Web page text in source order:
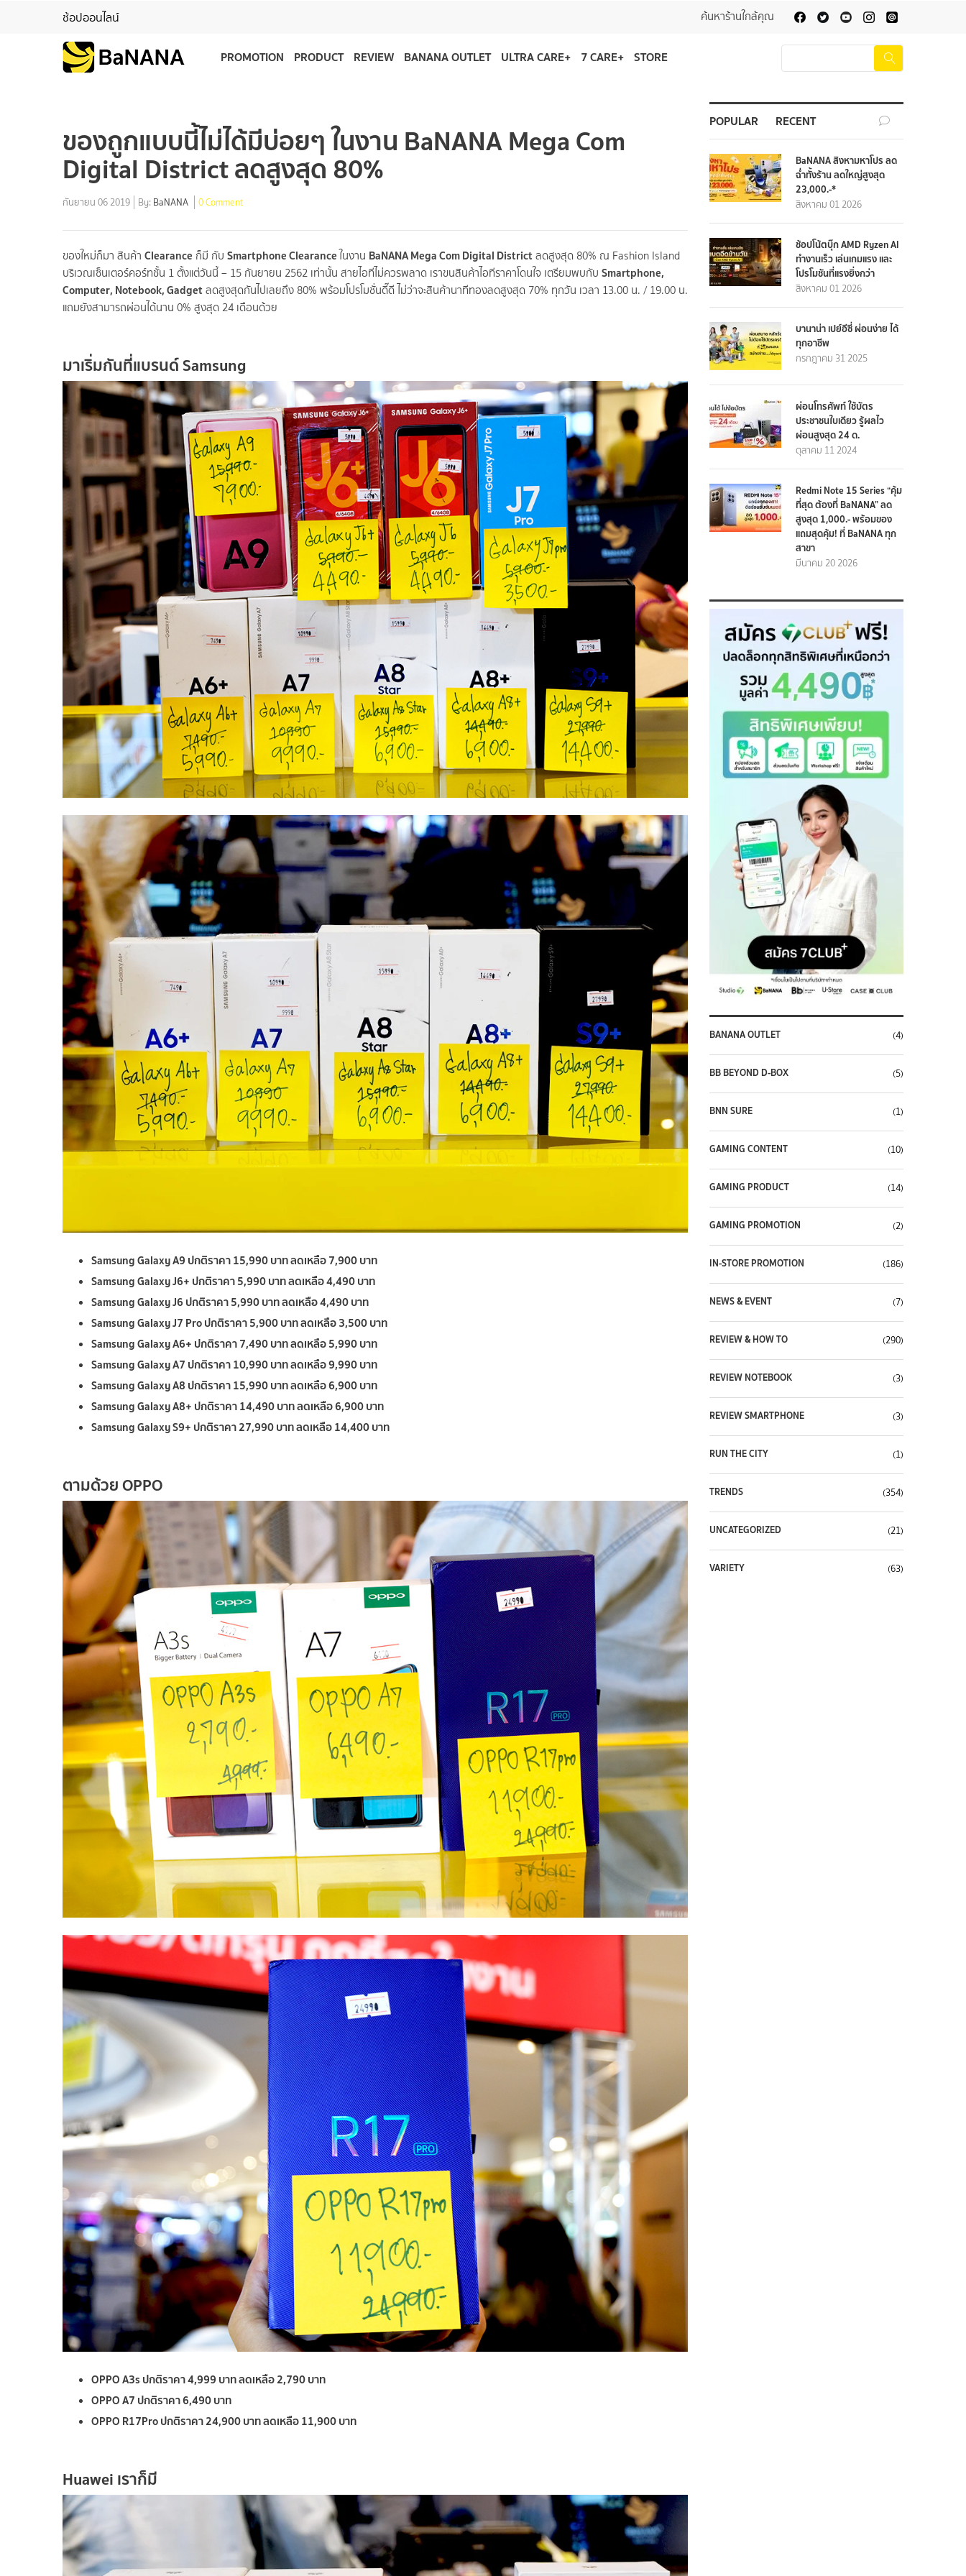
ช้อปออนไลน์ ค้นหาร้านใกล้คุณ
PROMOTION PRODUCT REVIEW BANANA OUTLET ULTRA CARE+ 7 CARE+ STORE
ของถูกแบบนี้ไม่ได้มีบ่อยๆ ในงาน BaNANA Mega Com
Digital District ลดสูงสุด 80%
กันยายน 06 2019 By: BaNANA 0 Comment
ของใหม่ก็มา สินค้า Clearance ก็มี กับ Smartphone Clearanceในงาน BaNANA Mega Com Digital Districtลดสูงสุด 80% ณ Fashion Island
บริเวณเซ็นเตอร์คอร์ทชั้น 1 ตั้งแต่วันนี้ – 15 กันยายน 2562 เท่านั้น สายไอทีไม่ควรพลาด เราขนสินค้าไอทีราคาโดนใจ เตรียมพบกับ Smartphone,
Computer, Notebook, Gadgetลดสูงสุดกันไปเลยถึง 80% พร้อมโปรโมชั่นดี๊ดี ไม่ว่าจะสินค้านาทีทองลดสูงสุด 70% ทุกวัน เวลา 13.00 น. / 19.00 น.
แถมยังสามารถผ่อนได้นาน 0% สูงสุด 24 เดือนด้วย
มาเริ่มกันที่แบรนด์ Samsung
Samsung Galaxy A9 ปกติราคา 15,990 บาท ลดเหลือ 7,900 บาท
Samsung Galaxy J6+ ปกติราคา 5,990 บาท ลดเหลือ 4,490 บาท
Samsung Galaxy J6 ปกติราคา 5,990 บาท ลดเหลือ 4,490 บาท
Samsung Galaxy J7 Pro ปกติราคา 5,900 บาท ลดเหลือ 3,500 บาท
Samsung Galaxy A6+ ปกติราคา 7,490 บาท ลดเหลือ 5,990 บาท
Samsung Galaxy A7 ปกติราคา 10,990 บาท ลดเหลือ 9,990 บาท
Samsung Galaxy A8 ปกติราคา 15,990 บาท ลดเหลือ 6,900 บาท
Samsung Galaxy A8+ ปกติราคา 14,490 บาท ลดเหลือ 6,900 บาท
Samsung Galaxy S9+ ปกติราคา 27,990 บาท ลดเหลือ 14,400 บาท
ตามด้วยOPPO
OPPO A3s ปกติราคา 4,999 บาท ลดเหลือ 2,790 บาท
OPPO A7 ปกติราคา 6,490 บาท
OPPO R17Pro ปกติราคา 24,900 บาท ลดเหลือ 11,900 บาท
Huaweiเราก็มี
POPULAR RECENT
BaNANA สิงหามหาโปร ลด
ฉ่ำทั้งร้าน ลดใหญ่สูงสุด
23,000.-*
สิงหาคม 01 2026
ช้อปโน้ตบุ๊ก AMD Ryzen AI
ทำงานเร็ว เล่นเกมแรง และ
โปรโมชันที่แรงยิ่งกว่า
สิงหาคม 01 2026
บานาน่า เปย์อีซี่ ผ่อนง่าย ได้
ทุกอาชีพ
กรกฎาคม 31 2025
ผ่อนโทรศัพท์ ใช้บัตร
ประชาชนใบเดียว รู้ผลไว
ผ่อนสูงสุด 24 ด.
ตุลาคม 11 2024
Redmi Note 15 Series “คุ้ม
ที่สุด ต้องที่ BaNANA” ลด
สูงสุด 1,000.- พร้อมของ
แถมสุดคุ้ม! ที่ BaNANA ทุก
สาขา
มีนาคม 20 2026
BANANA OUTLET (4)
BB BEYOND D-BOX (5)
BNN SURE (1)
GAMING CONTENT (10)
GAMING PRODUCT (14)
GAMING PROMOTION (2)
IN-STORE PROMOTION (186)
NEWS & EVENT (7)
REVIEW & HOW TO (290)
REVIEW NOTEBOOK (3)
REVIEW SMARTPHONE (3)
RUN THE CITY (1)
TRENDS (354)
UNCATEGORIZED (21)
VARIETY (63)